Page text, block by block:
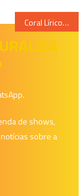
Coral Lírico e Orquestra Sinfônica de Minas Gerais Apresentam Especial de Natal
de shows,
sobre a